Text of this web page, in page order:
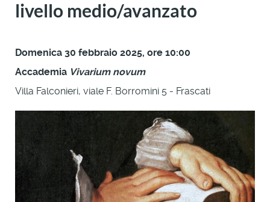
livello medio/avanzato
Domenica 30 febbraio 2025, ore 10:00
Accademia Vivarium novum
Villa Falconieri, viale F. Borromini 5 - Frascati